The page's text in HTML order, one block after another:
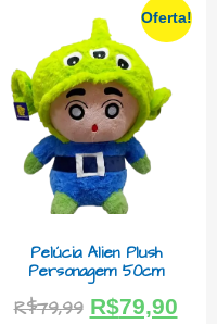
Oferta!
Pelúcia Alien Plush
Personagem 50cm
R$79,99 R$79,90